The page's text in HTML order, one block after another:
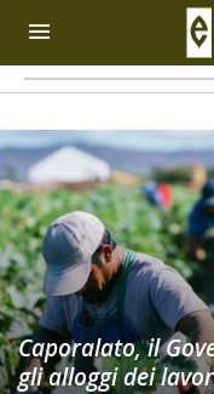
Caporalato, il
gli alloggi dei